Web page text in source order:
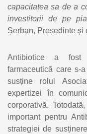
capacitatea sa de a
investitorii de pe
Șerban, Președinte și
Antibiotice a fost
farmaceutică care s-
susține rolul
expertizei în
corporativă.
important pentru
strategiei de